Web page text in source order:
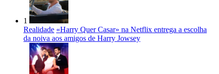
1
Realidade «Harry Quer Casar» na Netflix entrega a escolha
da noiva aos amigos de Harry Jowsey